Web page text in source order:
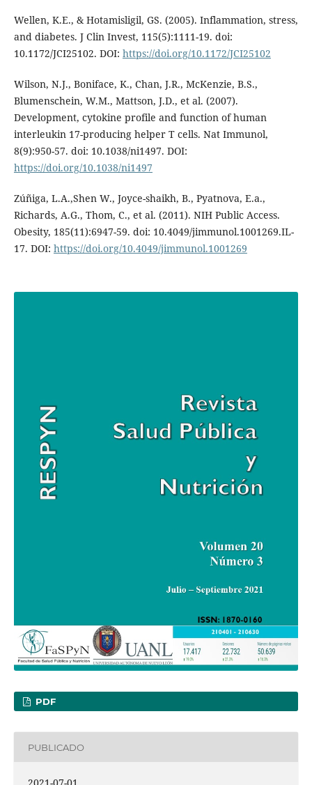
Wellen, K.E., & Hotamisligil, GS. (2005). Inflammation, stress,
and diabetes. J Clin Invest, 115(5):1111-19. doi:
10.1172/JCI25102. DOI: https://doi.org/10.1172/JCI25102
Wilson, N.J., Boniface, K., Chan, J.R., McKenzie, B.S.,
Blumenschein, W.M., Mattson, J.D., et al. (2007).
Development, cytokine profile and function of human
interleukin 17-producing helper T cells. Nat Immunol,
8(9):950-57. doi: 10.1038/ni1497. DOI:
https://doi.org/10.1038/ni1497
Zúñiga, L.A.,Shen W., Joyce-shaikh, B., Pyatnova, E.a.,
Richards, A.G., Thom, C., et al. (2011). NIH Public Access.
Obesity, 185(11):6947-59. doi: 10.4049/jimmunol.1001269.IL-
17. DOI: https://doi.org/10.4049/jimmunol.1001269
PDF
PUBLICADO